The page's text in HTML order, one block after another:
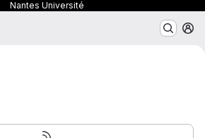
Nantes Université